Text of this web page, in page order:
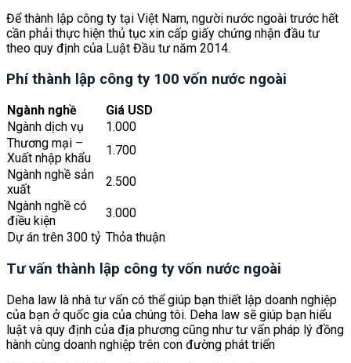
Để thành lập công ty tại Việt Nam, người nước ngoài trước hết
cần phải thực hiện thủ tục xin cấp giấy chứng nhận đầu tư
theo quy định của Luật Đầu tư năm 2014.
Phí thành lập công ty 100 vốn nước ngoài
Ngành nghề
Giá USD
Ngành dịch vụ
1.000
Thương mại –
Xuất nhập khẩu
1.700
Ngành nghề sản
xuất
2.500
Ngành nghề có
điều kiện
3.000
Dự án trên 300 tỷ Thỏa thuận
Tư vấn thành lập công ty vốn nước ngoài
Deha law là nhà tư vấn có thể giúp bạn thiết lập doanh nghiệp
của bạn ở quốc gia của chúng tôi. Deha law sẽ giúp bạn hiểu
luật và quy định của địa phương cũng như tư vấn pháp lý đồng
hành cùng doanh nghiệp trên con đường phát triển